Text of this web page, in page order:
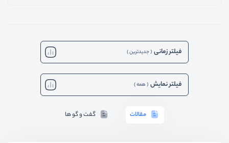
مقالات گفت و گو ها
فیلتر زمانی (جدیدترین)
فیلتر نمایش (همه)